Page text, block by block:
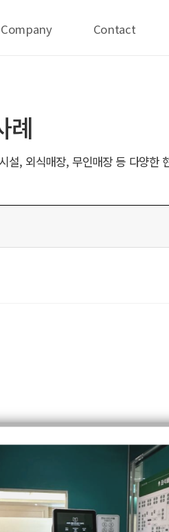
Company Contact
례
, 외식매장, 무인매장 등 다양한